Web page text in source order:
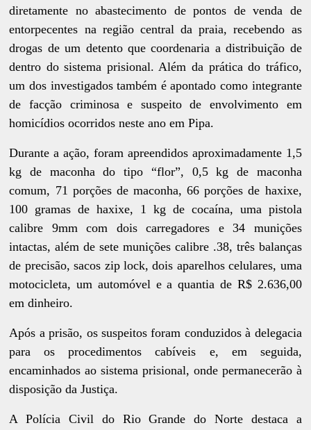
diretamente no abastecimento de pontos de venda de
entorpecentes na região central da praia, recebendo as
drogas de um detento que coordenaria a distribuição de
dentro do sistema prisional. Além da prática do tráfico,
um dos investigados também é apontado como integrante
de facção criminosa e suspeito de envolvimento em
homicídios ocorridos neste ano em Pipa.
Durante a ação, foram apreendidos aproximadamente 1,5
kg de maconha do tipo “flor”, 0,5 kg de maconha
comum, 71 porções de maconha, 66 porções de haxixe,
100 gramas de haxixe, 1 kg de cocaína, uma pistola
calibre 9mm com dois carregadores e 34 munições
intactas, além de sete munições calibre .38, três balanças
de precisão, sacos zip lock, dois aparelhos celulares, uma
motocicleta, um automóvel e a quantia de R$ 2.636,00
em dinheiro.
Após a prisão, os suspeitos foram conduzidos à delegacia
para os procedimentos cabíveis e, em seguida,
encaminhados ao sistema prisional, onde permanecerão à
disposição da Justiça.
A Polícia Civil do Rio Grande do Norte destaca a